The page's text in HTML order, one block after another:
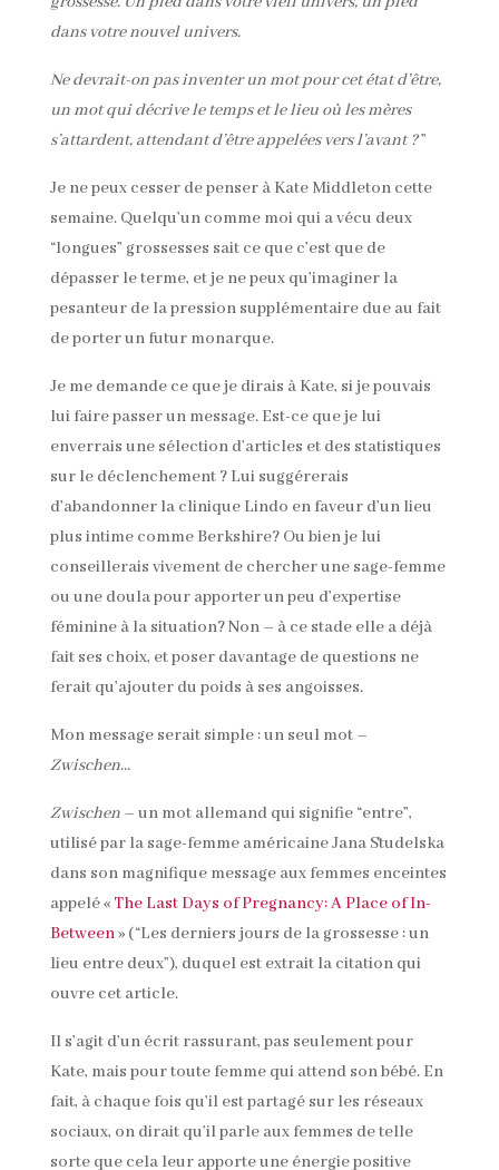
dans votre nouvel univers.
Ne devrait-on pas inventer un mot pour cet état d’être,
un mot qui décrive le temps et le lieu où les mères
s’attardent, attendant d’être appelées vers l’avant ?”
Je ne peux cesser de penser à Kate Middleton cette
semaine. Quelqu’un comme moi qui a vécu deux
“longues” grossesses sait ce que c’est que de
dépasser le terme, et je ne peux qu’imaginer la
pesanteur de la pression supplémentaire due au fait
de porter un futur monarque.
Je me demande ce que je dirais à Kate, si je pouvais
lui faire passer un message. Est-ce que je lui
enverrais une sélection d’articles et des statistiques
sur le déclenchement ? Lui suggérerais
d’abandonner la clinique Lindo en faveur d’un lieu
plus intime comme Berkshire? Ou bien je lui
conseillerais vivement de chercher une sage-femme
ou une doula pour apporter un peu d’expertise
féminine à la situation? Non – à ce stade elle a déjà
fait ses choix, et poser davantage de questions ne
ferait qu’ajouter du poids à ses angoisses.
Mon message serait simple : un seul mot –
Zwischen…
Zwischen– un mot allemand qui signifie “entre”,
utilisé par la sage-femme américaine Jana Studelska
dans son magnifique message aux femmes enceintes
appelé « The Last Days of Pregnancy: A Place of In-
Between» (“Les derniers jours de la grossesse : un
lieu entre deux”), duquel est extrait la citation qui
ouvre cet article.
Il s’agit d’un écrit rassurant, pas seulement pour
Kate, mais pour toute femme qui attend son bébé. En
fait, à chaque fois qu’il est partagé sur les réseaux
sociaux, on dirait qu’il parle aux femmes de telle
sorte que cela leur apporte une énergie positive